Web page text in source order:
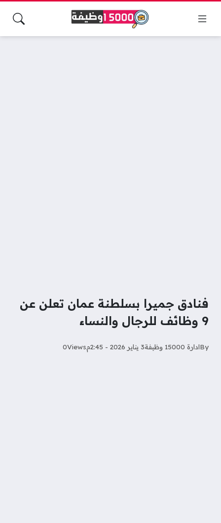
فنادق جميرا بسلطنة عمان تعلن عن
9 وظائف للرجال والنساء
Byادارة 15000 وظيفة 3 يناير 2026 - 2:45م Views
0